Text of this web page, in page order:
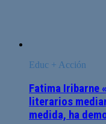
Educ + Acción
Fatima Iribarne
literarios
medida, ha